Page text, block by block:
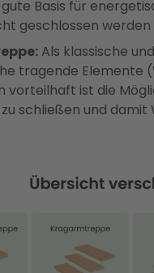
Basis für
geschlossen werden
Als klassische
tragende Elemente
vorteilhaft ist die
schließen und